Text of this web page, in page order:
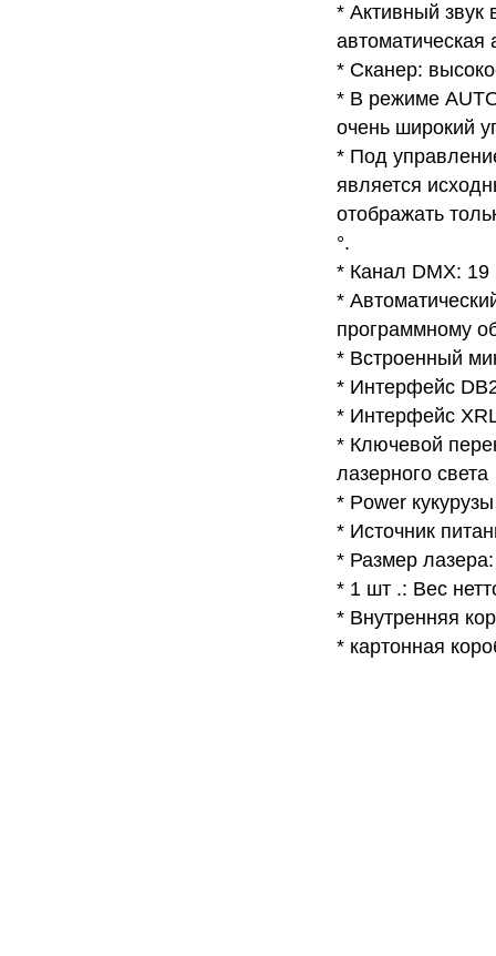
* Активный звук
* Сканер:
* В режиме
очень широкий
* Под
является
отображать
°.
* Канал DMX: 19
*
программному
* Встроенный
* Интерфейс
* Интерфейс
* Ключевой
лазерного света
* Power
* Источник
* Размер
* 1 шт .: Вес
* Внутренняя
* картонная